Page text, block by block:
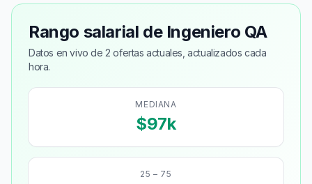
Rango salarial de Ingeniero QA
Datos en vivo de 2 ofertas actuales, actualizados cada
hora.
MEDIANA
$97k
25 – 75